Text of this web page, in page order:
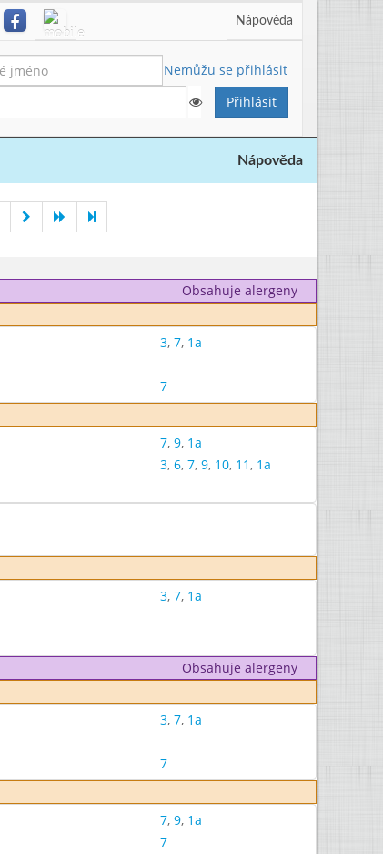
Nápověda
Nemůžu se přihlásit
Nápověda
Obsahuje alergeny
3, 7, 1a
7
7, 9, 1a
3, 6, 7, 9, 10, 11, 1a
3, 7, 1a
Obsahuje alergeny
3, 7, 1a
7
7, 9, 1a
7